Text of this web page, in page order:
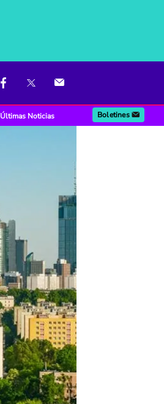
Últimas Noticias Boletines